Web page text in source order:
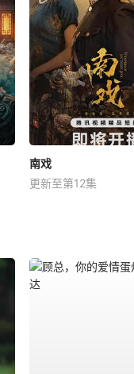
南戏
更新至第12集